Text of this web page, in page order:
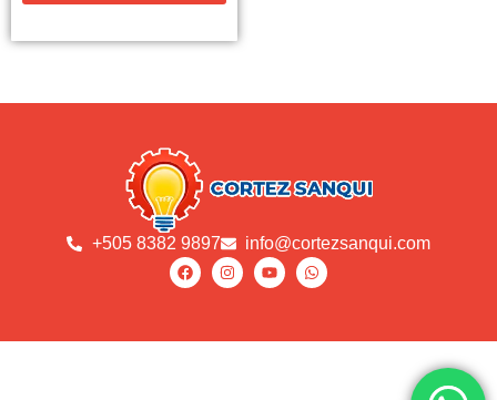
+505 8382 9897 info@cortezsanqui.com